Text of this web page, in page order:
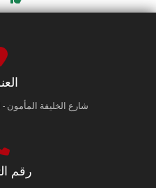
شارع الخليفة المأمون -
رقم